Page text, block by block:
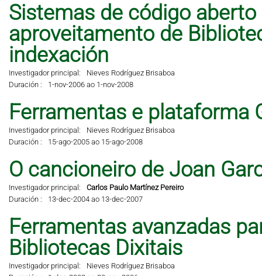
Sistemas de código
aproveitamento de
indexación
Investigador principal:
Nieves Rodríguez Brisaboa
Duración :
1-nov-2006 ao 1-nov-2008
Ferramentas e plataforma
Investigador principal:
Nieves Rodríguez Brisaboa
Duración :
15-ago-2005 ao 15-ago-2008
O cancioneiro de Joan
Investigador principal:
Carlos Paulo Martínez Pereiro
Duración :
13-dec-2004 ao 13-dec-2007
Ferramentas avanzadas
Bibliotecas Dixitais
Investigador principal:
Nieves Rodríguez Brisaboa